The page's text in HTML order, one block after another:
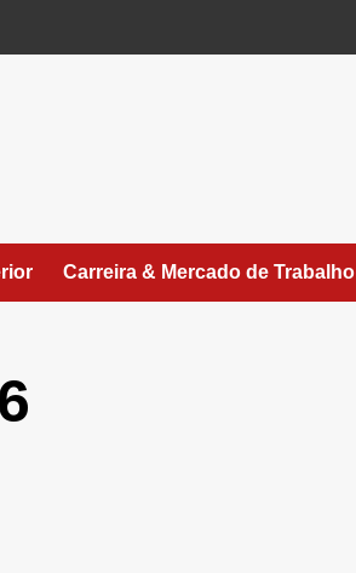
Carreira & Mercado de Trabalho